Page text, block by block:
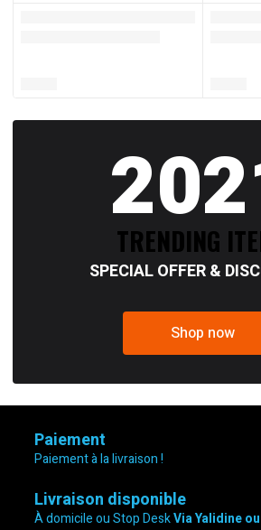
TRENDING
SPECIAL OFFER &
Shop now
Paiement
Paiement à la livraison !
Livraison disponible
À domicile ou Stop DeskVia Yalidine